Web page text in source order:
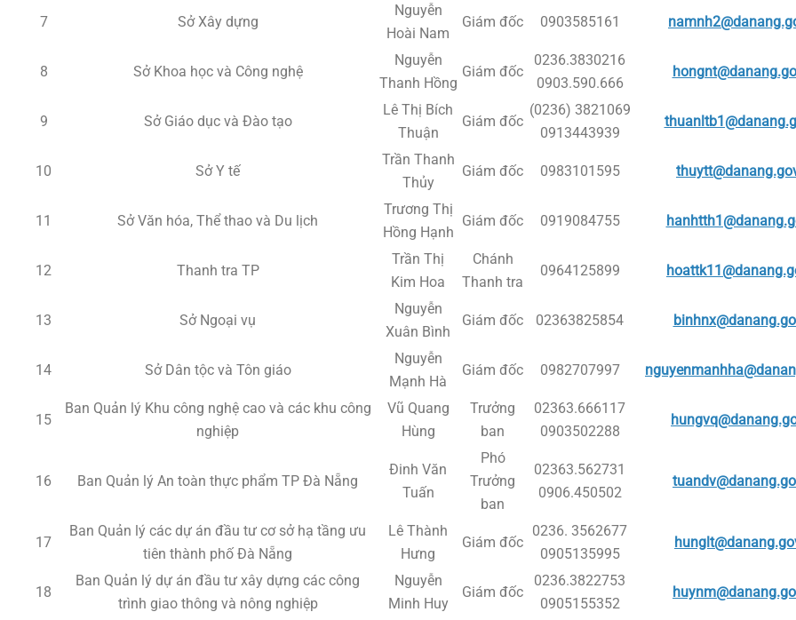
7 Sở Xây dựng
Nguyễn
Hoài Nam
Giám đốc 0903585161
8 Sở Khoa học và Công nghệ
Nguyễn
Thanh Hồng
Giám đốc
0236.3830216
0903.590.666
9 Sở Giáo dục và Đào tạo
Lê Thị Bích
Thuận
Giám đốc
(0236) 3821069
0913443939
10 Sở Y tế
Trần Thanh
Thủy
Giám đốc 0983101595
11 Sở Văn hóa, Thể thao và Du lịch
Trương Thị
Hồng Hạnh
Giám đốc 0919084755
12 Thanh tra TP
Trần Thị
Kim Hoa
Chánh
Thanh tra
0964125899
13 Sở Ngoại vụ
Nguyễn
Xuân Bình
Giám đốc 02363825854
14 Sở Dân tộc và Tôn giáo
Nguyễn
Mạnh Hà
Giám đốc 0982707997
15
Ban Quản lý Khu công nghệ cao và các khu công
nghiệp
Vũ Quang
Hùng
Trưởng
ban
02363.666117
0903502288
16 Ban Quản lý An toàn thực phẩm TP Đà Nẵng
Đinh Văn
Tuấn
Phó
Trưởng
ban
02363.562731
0906.450502
17
Ban Quản lý các dự án đầu tư cơ sở hạ tầng ưu
tiên thành phố Đà Nẵng
Lê Thành
Hưng
Giám đốc
0236. 3562677
0905135995
18
Ban Quản lý dự án đầu tư xây dựng các công
trình giao thông và nông nghiệp
Nguyễn
Minh Huy
Giám đốc
0236.3822753
0905155352